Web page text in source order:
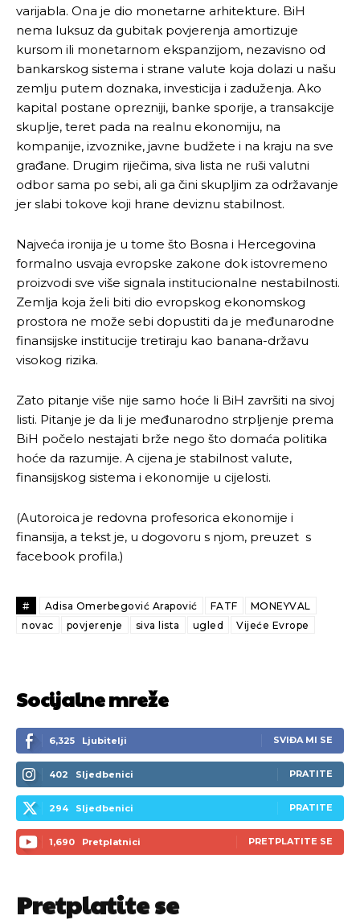
Ovim putem želimo da vam se zahvalimo što ste
odlučili da pustite Vašu priču da živi, Redakcija
Objavi.ba
[wpuf_form id=”7463”]
Ovim putem želimo da vam se zahvalimo što ste
odlučili da pustite Vašu priču da živi, Redakcija
Objavi.ba
[wpuf_form id=”7463”]
varijabla. Ona je dio monetarne arhitekture. BiH
nema luksuz da gubitak povjerenja amortizuje
kursom ili monetarnom ekspanzijom, nezavisno od
bankarskog sistema i strane valute koja dolazi u našu
zemlju putem doznaka, investicija i zaduženja. Ako
kapital postane oprezniji, banke sporije, a transakcije
skuplje, teret pada na realnu ekonomiju, na
kompanije, izvoznike, javne budžete i na kraju na sve
građane. Drugim riječima, siva lista ne ruši valutni
odbor sama po sebi, ali ga čini skupljim za održavanje
jer slabi tokove koji hrane deviznu stabilnost.
Najveća ironija je u tome što Bosna i Hercegovina
formalno usvaja evropske zakone dok istovremeno
proizvodi sve više signala institucionalne nestabilnosti.
Zemlja koja želi biti dio evropskog ekonomskog
prostora ne može sebi dopustiti da je međunarodne
finansijske institucije tretiraju kao banana-državu
visokog rizika.
Zato pitanje više nije samo hoće li BiH završiti na sivoj
listi. Pitanje je da li je međunarodno strpljenje prema
BiH počelo nestajati brže nego što domaća politika
hoće da razumije. A cijena je stabilnost valute,
finansijskog sistema i ekonomije u cijelosti.
(Autoroica je redovna profesorica ekonomije i
finansija, a tekst je, u dogovoru s njom, preuzet s
facebook profila.)
# Adisa Omerbegović Arapović FATF
MONEYVAL
novac
povjerenje siva lista ugled Vijeće Evrope
Socijalne mreže
6,325 Ljubitelji SVIĐA MI SE
402 Sljedbenici PRATITE
294 Sljedbenici PRATITE
1,690 Pretplatnici PRETPLATITE SE
Pretplatite se